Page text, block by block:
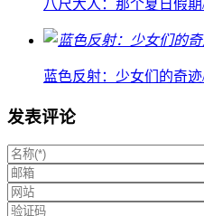
八尺大人：那个夏日假期/
蓝色反射：少女们的奇
发表评论